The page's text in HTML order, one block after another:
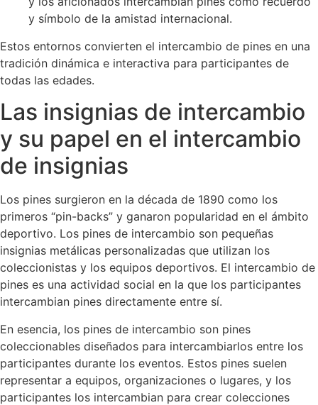
y símbolo de la amistad internacional.
Estos entornos convierten el intercambio de pines en una
tradición dinámica e interactiva para participantes de
todas las edades.
Las insignias de intercambio
y su papel en el intercambio
de insignias
Los pines surgieron en la década de 1890 como los
primeros “pin-backs” y ganaron popularidad en el ámbito
deportivo. Los pines de intercambio son pequeñas
insignias metálicas personalizadas que utilizan los
coleccionistas y los equipos deportivos. El intercambio de
pines es una actividad social en la que los participantes
intercambian pines directamente entre sí.
En esencia, los pines de intercambio son pines
coleccionables diseñados para intercambiarlos entre los
participantes durante los eventos. Estos pines suelen
representar a equipos, organizaciones o lugares, y los
participantes los intercambian para crear colecciones